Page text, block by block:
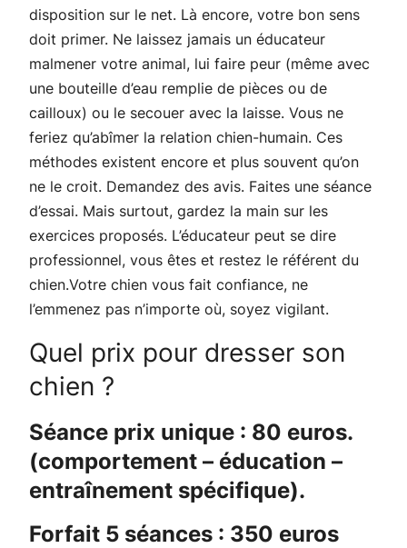
disposition sur le net. Là encore, votre bon sens
doit primer. Ne laissez jamais un éducateur
malmener votre animal, lui faire peur (même avec
une bouteille d’eau remplie de pièces ou de
cailloux) ou le secouer avec la laisse. Vous ne
feriez qu’abîmer la relation chien-humain. Ces
méthodes existent encore et plus souvent qu’on
ne le croit. Demandez des avis. Faites une séance
d’essai. Mais surtout, gardez la main sur les
exercices proposés. L’éducateur peut se dire
professionnel, vous êtes et restez le référent du
chien.Votre chien vous fait confiance, ne
l’emmenez pas n’importe où, soyez vigilant.
Quel prix pour dresser son
chien ?
Séance prix unique : 80 euros.
(comportement – éducation –
entraînement spécifique).
Forfait 5 séances : 350 euros